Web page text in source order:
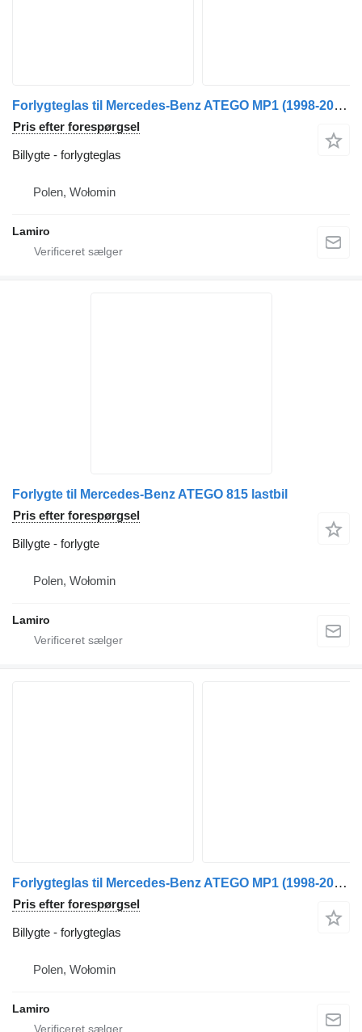
Forlygteglas til Mercedes-Benz ATEGO MP1 (1998-2004) lastbil
Pris efter forespørgsel
Billygte - forlygteglas
Polen, Wołomin
Lamiro
Forlygte til Mercedes-Benz ATEGO 815 lastbil
Pris efter forespørgsel
Billygte - forlygte
Polen, Wołomin
Lamiro
Forlygteglas til Mercedes-Benz ATEGO MP1 (1998-2004) lastbil
Pris efter forespørgsel
Billygte - forlygteglas
Polen, Wołomin
Lamiro